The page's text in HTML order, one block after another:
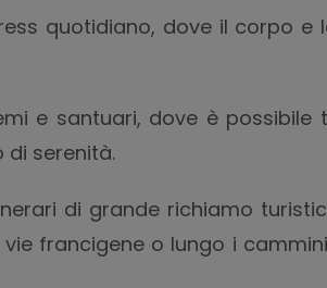
quotidiano, dove il corpo e
e santuari, dove è possibile
serenità.
di grande richiamo
francigene o lungo i